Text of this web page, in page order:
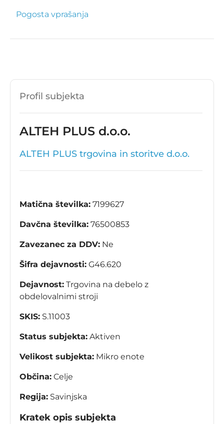
Pogosta vprašanja
Profil subjekta
ALTEH PLUS d.o.o.
ALTEH PLUS trgovina in storitve d.o.o.
Matična številka: 7199627
Davčna številka: 76500853
Zavezanec za DDV: Ne
Šifra dejavnosti: G46.620
Dejavnost: Trgovina na debelo z
obdelovalnimi stroji
SKIS: S.11003
Status subjekta: Aktiven
Velikost subjekta: Mikro enote
Občina: Celje
Regija: Savinjska
Kratek opis subjekta